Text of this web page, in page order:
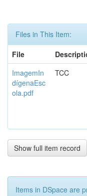
Files in This Item:
File
ImagemIn
dígenaEsc
ola.pdf
TCC
Show full item record
Items in DSpace are